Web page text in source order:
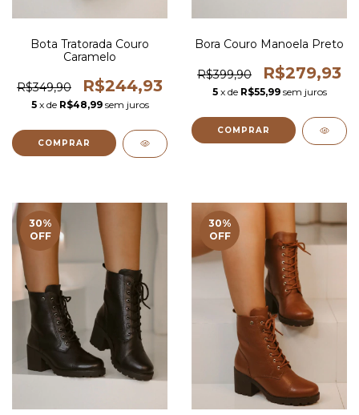
Bota Tratorada Couro
Caramelo
R$349,90 R$244,93
5 x de R$48,99 sem juros
COMPRAR
Bora Couro Manoela Preto
R$399,90 R$279,93
5 x de R$55,99 sem juros
COMPRAR
30%
OFF
30%
OFF